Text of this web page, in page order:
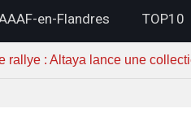
en-Flandres TOP10
rallye : Altaya lance une